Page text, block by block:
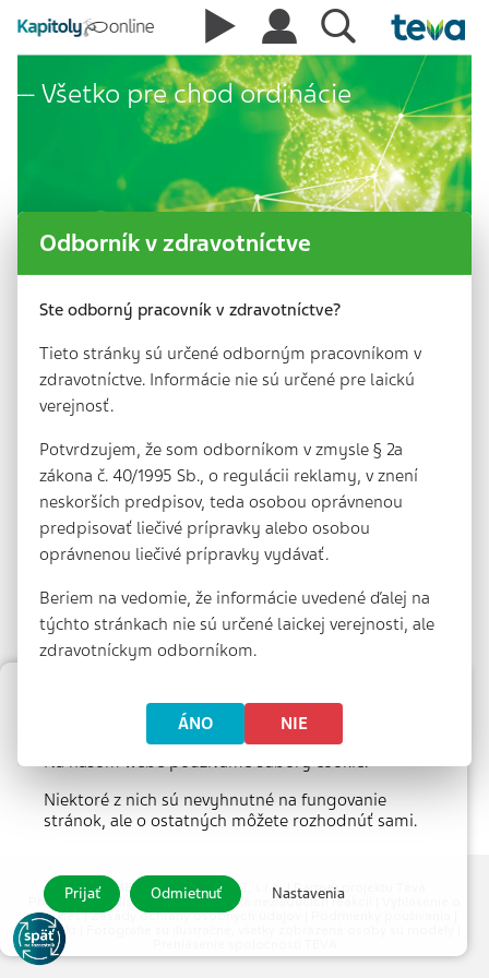
Všetko pre chod ordinácie
Materiály na
stiahnutie
© 2026 MEDICAL TRIBUNE CZ, s.r.o. |Partner projektu Teva
Pharmaceuticals CR, s.r.o.|Hlásenie nežiaducich reakcií
cookies|Zásady ochrany osobných údajov
Kontakt
Nastavenie súborov cookie
Na našom webe používame súbory cookie.
Niektoré z nich sú nevyhnutné na fungovanie
stránok, ale o ostatných môžete rozhodnúť sami.
Prijať Odmietnuť Nastavenia
Odborník v zdravotníctve
Ste odborný pracovník v zdravotníctve?
Tieto stránky sú určené odborným pracovníkom v
zdravotníctve. Informácie nie sú určené pre laickú
verejnosť.
Potvrdzujem, že som odborníkom v zmysle § 2a
zákona č. 40/1995 Sb., o regulácii reklamy, v znení
neskorších predpisov, teda osobou oprávnenou
predpisovať liečivé prípravky alebo osobou
oprávnenou liečivé prípravky vydávať.
Beriem na vedomie, že informácie uvedené ďalej na
týchto stránkach nie sú určené laickej verejnosti, ale
zdravotníckym odborníkom.
ÁNO NIE